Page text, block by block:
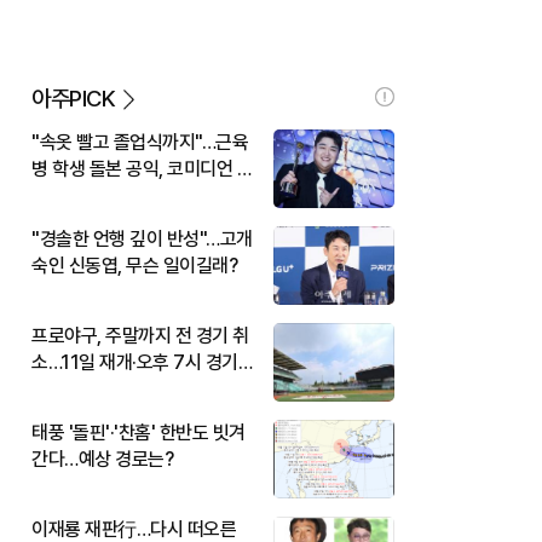
아주PICK
"속옷 빨고 졸업식까지"…근육
병 학생 돌본 공익, 코미디언 김
"경솔한 언행 깊이 반성"…고개
숙인 신동엽, 무슨 일이길래?
프로야구, 주말까지 전 경기 취
소…11일 재개·오후 7시 경기
태풍 '돌핀'·'찬홈' 한반도 빗겨
간다…예상 경로는?
이재룡 재판行…다시 떠오른